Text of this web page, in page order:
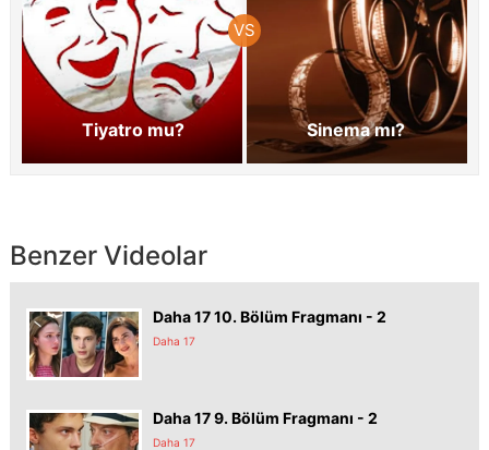
Tiyatro mu? Sinema mı?
Benzer Videolar
Daha 17 10. Bölüm Fragmanı - 2
Daha 17
Daha 17 9. Bölüm Fragmanı - 2
Daha 17